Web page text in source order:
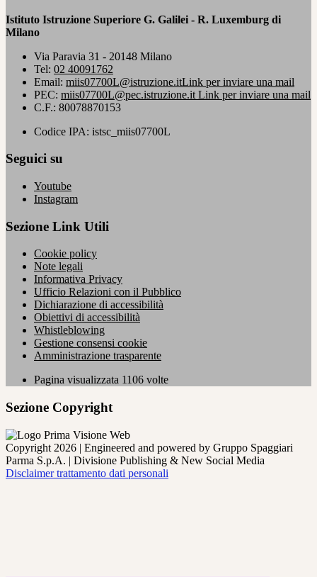
Istituto Istruzione Superiore G. Galilei - R. Luxemburg di
Milano
Via Paravia 31 - 20148 Milano
Tel: 02 40091762
Email: miis07700L@istruzione.itLink per inviare una mail
PEC: miis07700L@pec.istruzione.it Link per inviare una mail
C.F.: 80078870153
Codice IPA: istsc_miis07700L
Seguici su
Youtube
Instagram
Sezione Link Utili
Cookie policy
Note legali
Informativa Privacy
Ufficio Relazioni con il Pubblico
Dichiarazione di accessibilità
Obiettivi di accessibilità
Whistleblowing
Gestione consensi cookie
Amministrazione trasparente
Pagina visualizzata 1106 volte
Sezione Copyright
Copyright 2026 | Engineered and powered by Gruppo Spaggiari
Parma S.p.A. | Divisione Publishing & New Social Media
Disclaimer trattamento dati personali